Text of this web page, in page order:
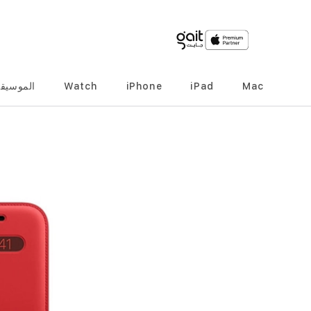
Mac
iPad
iPhone
Watch